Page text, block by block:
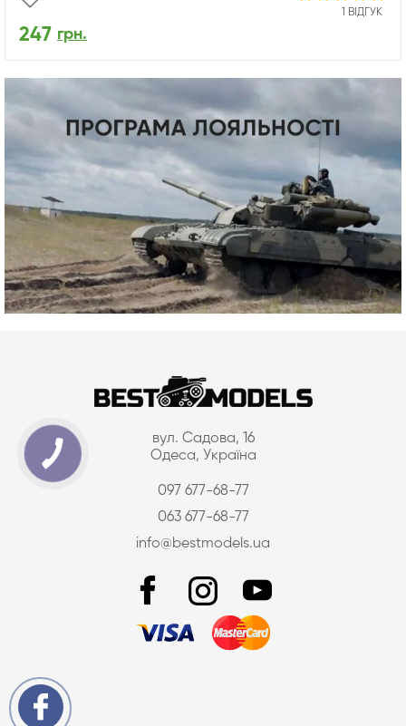
1 ВІДГУК
247 грн.
вул. Садова, 16
Одеса, Україна
097 677-68-77
063 677-68-77
info@bestmodels.ua